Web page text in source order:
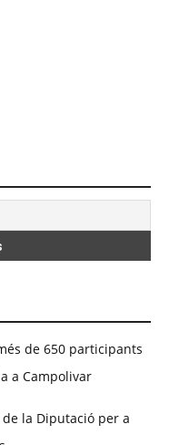
de 650 participants
a Campolivar
la Diputació per a